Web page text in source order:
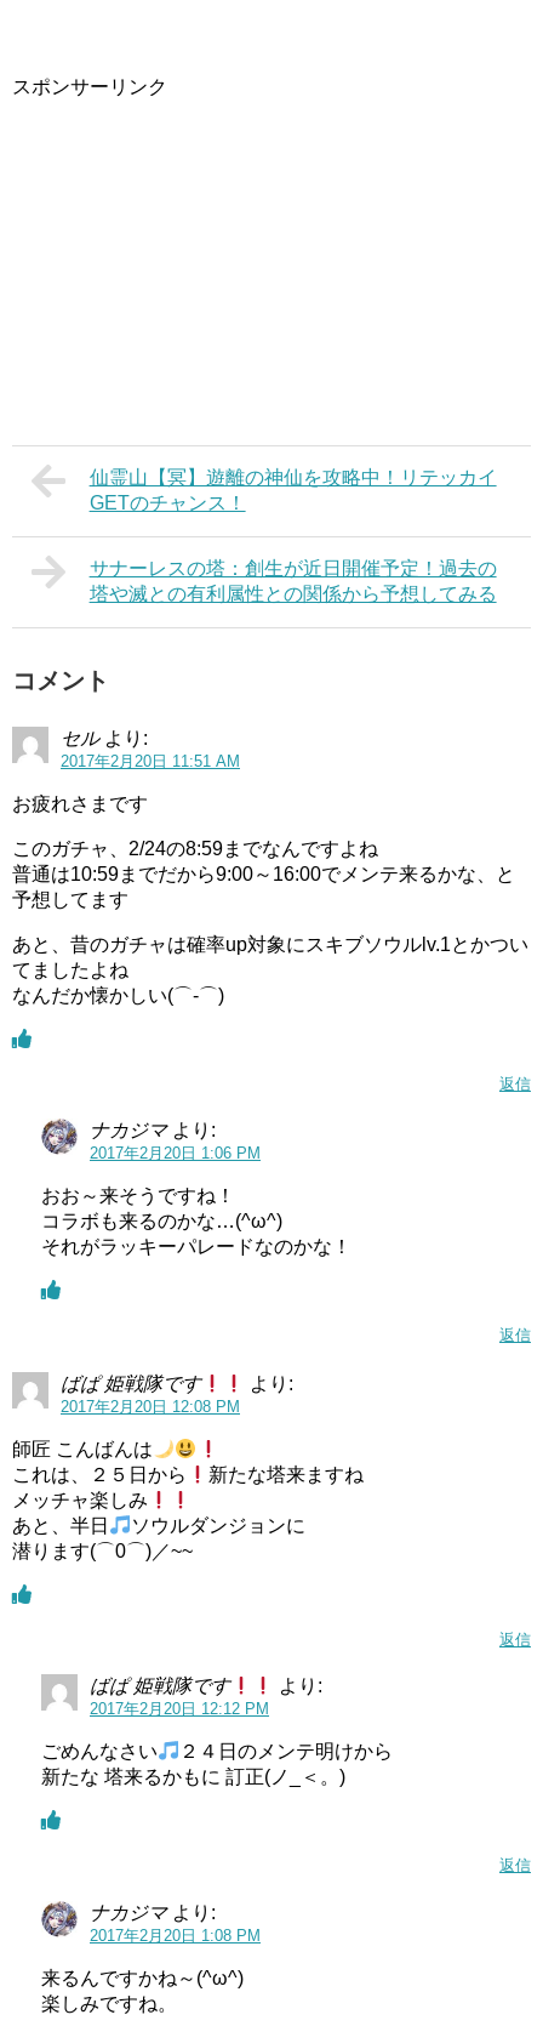
スポンサーリンク
仙霊山【冥】遊離の神仙を攻略中！リテッカイ
GETのチャンス！
サナーレスの塔：創生が近日開催予定！過去の
塔や滅との有利属性との関係から予想してみる
コメント
セル より:
2017年2月20日 11:51 AM
お疲れさまです
このガチャ、2/24の8:59までなんですよね
普通は10:59までだから9:00～16:00でメンテ来るかな、と
予想してます
あと、昔のガチャは確率up対象にスキブソウルlv.1とかつい
てましたよね
なんだか懐かしい(⌒‐⌒)
返信
ナカジマ より:
2017年2月20日 1:06 PM
おお～来そうですね！
コラボも来るのかな…(^ω^)
それがラッキーパレードなのかな！
返信
ばぱ 姫戦隊です より:
2017年2月20日 12:08 PM
師匠 こんばんは
これは、２５日から
新たな塔来ますね
メッチャ楽しみ
あと、半日
ソウルダンジョンに
潜ります(⌒0⌒)／~~
返信
ばぱ 姫戦隊です より:
2017年2月20日 12:12 PM
ごめんなさい
２４日のメンテ明けから
新たな 塔来るかもに 訂正(ノ_＜。)
返信
ナカジマ より:
2017年2月20日 1:08 PM
来るんですかね～(^ω^)
楽しみですね。